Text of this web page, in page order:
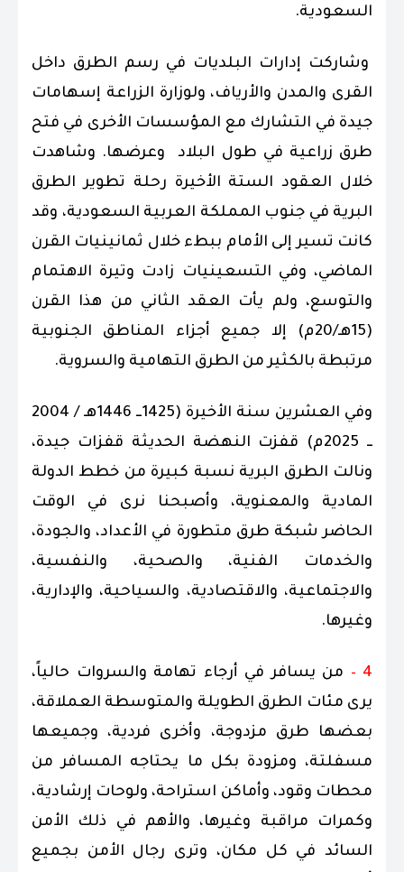
السعودية.
وشاركت إدارات البلديات في رسم الطرق داخل
القرى والمدن والأرياف، ولوزارة الزراعة إسهامات
جيدة في التشارك مع المؤسسات الأخرى في فتح
طرق زراعية في طول البلاد وعرضها. وشاهدت
خلال العقود الستة الأخيرة رحلة تطوير الطرق
البرية في جنوب المملكة العربية السعودية، وقد
كانت تسير إلى الأمام ببطء خلال ثمانينيات القرن
الماضي، وفي التسعينيات زادت وتيرة الاهتمام
والتوسع، ولم يأت العقد الثاني من هذا القرن
(15هـ/20م) إلا جميع أجزاء المناطق الجنوبية
مرتبطة بالكثير من الطرق التهامية والسروية.
وفي العشرين سنة الأخيرة (1425ــ 1446هـ / 2004
ــ 2025م) قفزت النهضة الحديثة قفزات جيدة،
ونالت الطرق البرية نسبة كبيرة من خطط الدولة
المادية والمعنوية، وأصبحنا نرى في الوقت
الحاضر شبكة طرق متطورة في الأعداد، والجودة،
والخدمات الفنية، والصحية، والنفسية،
والاجتماعية، والاقتصادية، والسياحية، والإدارية،
وغيرها.
4 –
من يسافر في أرجاء تهامة والسروات حالياً،
يرى مئات الطرق الطويلة والمتوسطة العملاقة،
بعضها طرق مزدوجة، وأخرى فردية، وجميعها
مسفلتة، ومزودة بكل ما يحتاجه المسافر من
محطات وقود، وأماكن استراحة، ولوحات إرشادية،
وكمرات مراقبة وغيرها، والأهم في ذلك الأمن
السائد في كل مكان، وترى رجال الأمن بجميع